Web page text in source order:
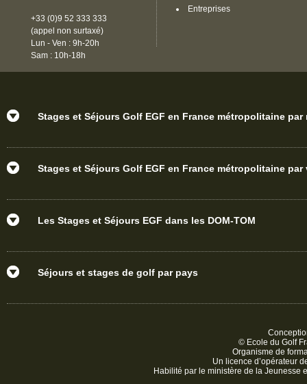
+33 (0)9 52 333 333
(appel non surtaxé)
Lun - Ven : 9h-20h
Sam : 10h-18h
Entreprises
Stages et Séjours Golf EGF en France métropolitaine par
Stages et Séjours Golf EGF en France métropolitaine par
Les Stages et Séjours EGF dans les DOM-TOM
Séjours et stages de golf par pays
© Ecole du Golf
Organisme de
Un licence d’opérateur
Habilité par le ministère de la Jeunesse